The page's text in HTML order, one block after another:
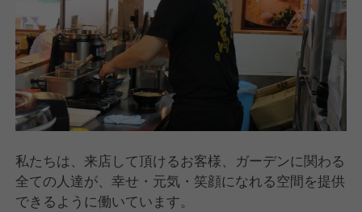
私たちは、来店して頂けるお客様、ガーデンに関わる
全ての人達が、幸せ・元気・笑顔になれる空間を提供
できるように働いています。